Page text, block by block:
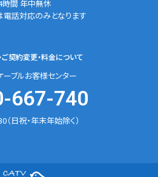
時間 年中無休
話対応のみとなります
ご契約変更・料金について
ーブルお客様センター
667-740
（日祝・年末年始除く）